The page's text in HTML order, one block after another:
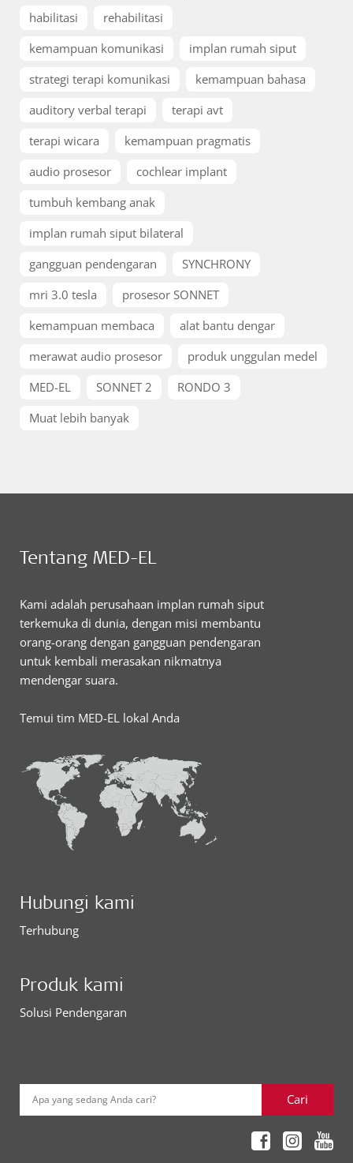
habilitasi
rehabilitasi
kemampuan komunikasi
implan rumah siput
strategi terapi komunikasi
kemampuan bahasa
auditory verbal terapi
terapi avt
terapi wicara
kemampuan pragmatis
audio prosesor
cochlear implant
tumbuh kembang anak
implan rumah siput bilateral
gangguan pendengaran
SYNCHRONY
mri 3.0 tesla
prosesor SONNET
kemampuan membaca
alat bantu dengar
merawat audio prosesor
produk unggulan medel
MED-EL
SONNET 2
RONDO 3
Muat lebih banyak
Tentang MED-EL
Kami adalah perusahaan implan rumah siput
terkemuka di dunia, dengan misi membantu
orang-orang dengan gangguan pendengaran
untuk kembali merasakan nikmatnya
mendengar suara.
Temui tim MED-EL lokal Anda
Hubungi kami
Terhubung
Produk kami
Solusi Pendengaran
Apa yang sedang Anda cari? Cari